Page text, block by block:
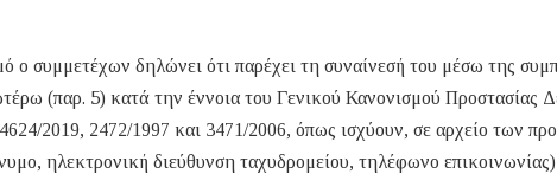
ο συμμετέχων δηλώνει ότι παρέχει τη συναίνεσή του μέσω της
(παρ. 5) κατά την έννοια του Γενικού Κανονισμού Προστασίας
2019, 2472/1997 και 3471/2006, όπως ισχύουν, σε αρχείο των
ηλεκτρονική διεύθυνση ταχυδρομείου, τηλέφωνο επικοινωνίας)